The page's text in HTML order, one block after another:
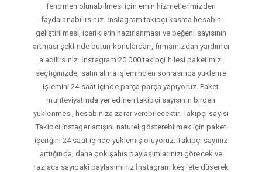
fenomen olunabilmesi için emin hizmetlerimizden
faydalanabilirsiniz. İnstagram takipçi kasma hesabın
geliştirilmesi, içeriklerin hazırlanması ve beğeni sayısının
artması şeklinde bütün konulardan, firmamızdan yardımcı
alabilirsiniz. İnstagram 20.000 takipçi hilesi paketimizi
seçtiğinizde, satın alma işleminden sonrasında yükleme
işlemini 24 saat içinde parça parça yapıyoruz. Paket
muhteviyatında yer edinen takipçi sayısının birden
yüklenmesi, hesabınıza zarar verebilecektir. Takipçi sayısı
Takipci instager artışını naturel gösterebilmek için paket
içeriğini 24 saat içinde yüklemiş oluyoruz. Takipçi sayınız
arttığında, daha çok şahıs paylaşımlarınızı görecek ve
fazlaca sayıdaki paylaşımınız İnstagram keşfete düşerek